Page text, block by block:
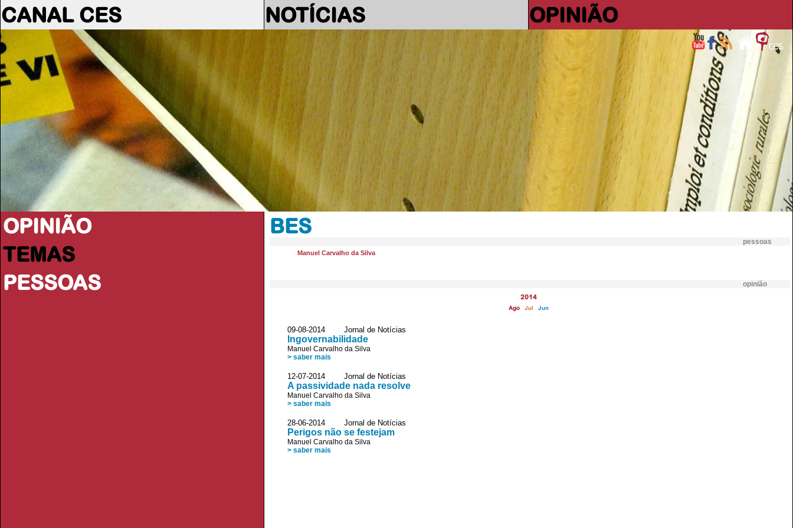
CANAL CES NOTÍCIAS OPINIÃO
OPINIÃO
TEMAS
PESSOAS
BES
pessoas
Manuel Carvalho da Silva
opinião
2014
Ago Jul Jun
09-08-2014 Jornal de Notícias
Ingovernabilidade
Manuel Carvalho da Silva
> saber mais
12-07-2014 Jornal de Notícias
A passividade nada resolve
Manuel Carvalho da Silva
> saber mais
28-06-2014 Jornal de Notícias
Perigos não se festejam
Manuel Carvalho da Silva
> saber mais